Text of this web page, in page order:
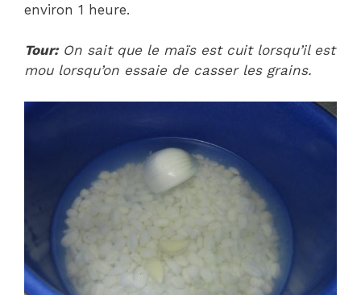
environ 1 heure.
Tour:On sait que le maïs est cuit lorsqu’il est
mou lorsqu’on essaie de casser les grains.